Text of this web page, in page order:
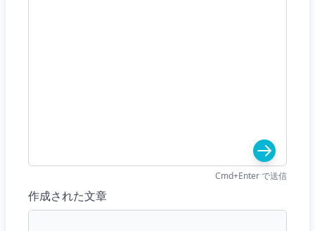
Cmd+Enter で送信
作成された文章